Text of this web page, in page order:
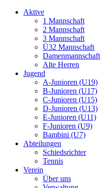
Aktive
1 Mannschaft
2 Mannschaft
3 Mannschaft
Ü32 Mannschaft
Damenmannschaft
Alte Herren
Jugend
A-Junioren (U19)
B-Junioren (U17)
C-Junioren (U15)
D-Junioren (U13)
E-Junioren (U11)
F-Junioren (U9)
Bambini (U7)
Abteilungen
Schiedsrichter
Tennis
Verein
Über uns